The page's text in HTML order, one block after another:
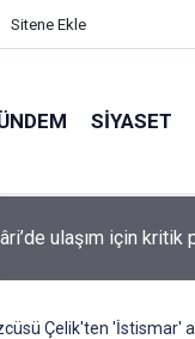
Sitene Ekle
SIYASET
kaldırımlar
Çelik'ten 'İstismar'